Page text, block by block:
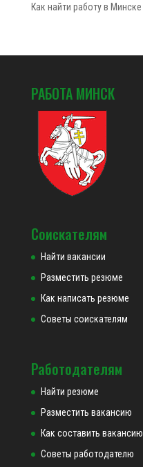
Как найти работу в Минске
РАБОТА МИНСК
Соискателям
Найти вакансии
Разместить резюме
Как написать резюме
Советы соискателям
Работодателям
Найти резюме
Разместить вакансию
Как составить вакансию
Советы работодателю